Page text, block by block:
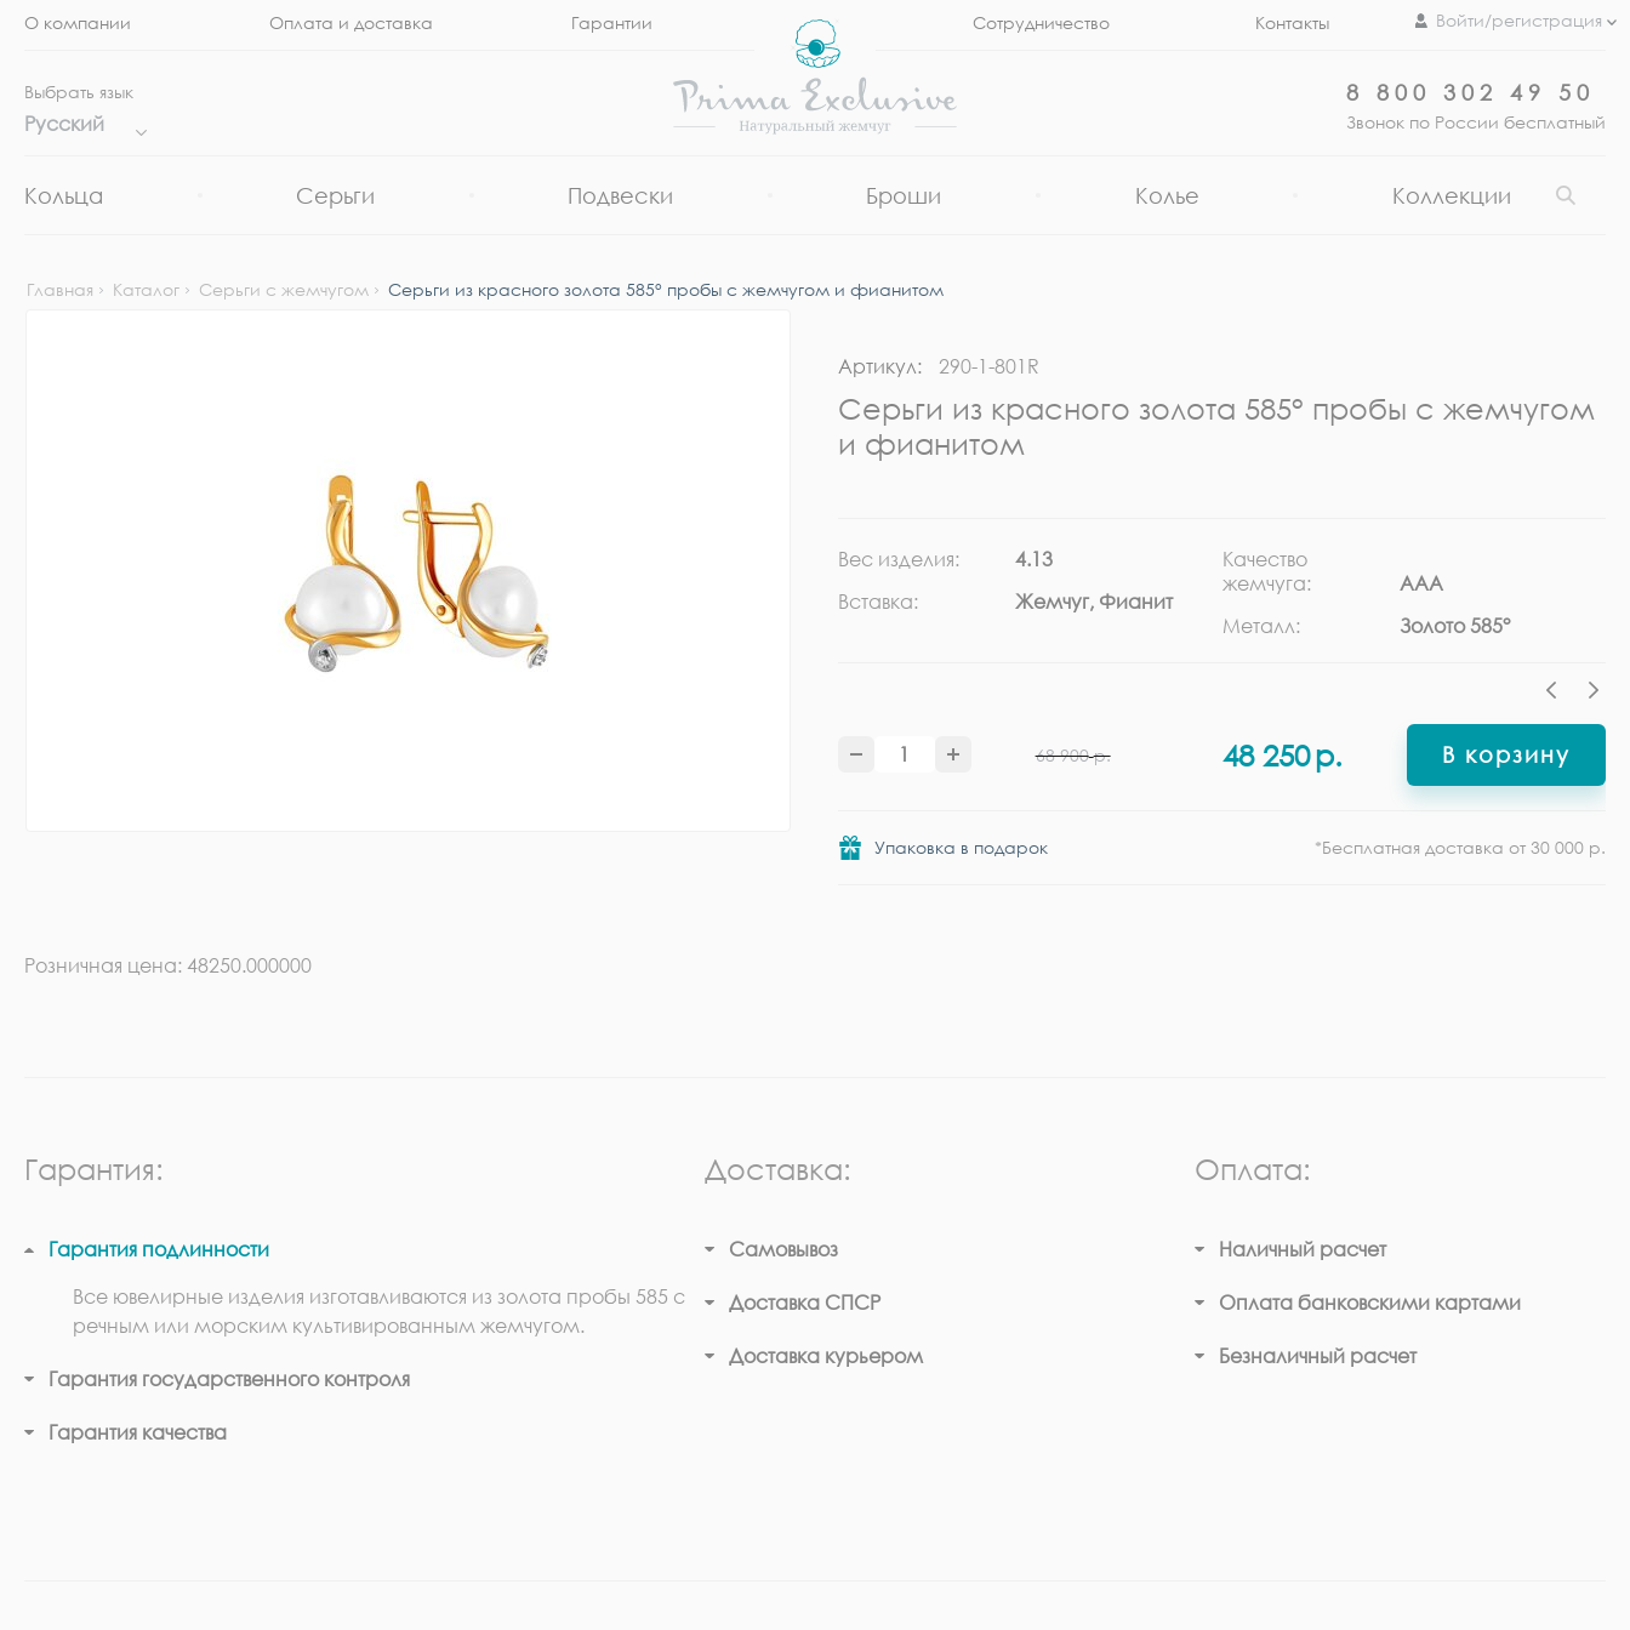
О компании Оплата и доставка Гарантии Сотрудничество Контакты Войти/регистрация
Выбрать язык
Русский
8 800 302 49 50
Звонок по России бесплатный
Кольца Серьги Подвески Броши Колье Коллекции
Главная Каталог Серьги с жемчугом Серьги из красного золота 585° пробы с жемчугом и фианитом
Артикул: 290-1-801R
Серьги из красного золота 585° пробы с жемчугом
и фианитом
Вес изделия:
4.13
Вставка:
Жемчуг, Фианит
Качество
жемчуга:
ААА
Металл:
Золото 585°
68 900 р. 48 250р. В корзину
Упаковка в подарок *Бесплатная доставка от 30 000 р.
Розничная цена: 48250.000000
Гарантия:
Гарантия подлинности
Все ювелирные изделия изготавливаются из золота пробы 585 с
речным или морским культивированным жемчугом.
Гарантия государственного контроля
Гарантия качества
Доставка:
Самовывоз
Доставка СПСР
Доставка курьером
Оплата:
Наличный расчет
Оплата банковскими картами
Безналичный расчет